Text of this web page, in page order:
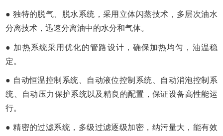
● 独特的脱气、脱水系统，采用立体闪蒸技术，多层次油水
分离技术，迅速分离油中的水分和气体。
● 加热系统采用优化的管路设计，确保加热均匀，油温稳
定。
● 自动恒温控制系统、自动液位控制系统、自动消泡控制系
统、自动压力保护系统以及精良的配置，保证设备高性能运
行。
● 精密的过滤系统，多级过滤逐级加密，纳污量大，能有效